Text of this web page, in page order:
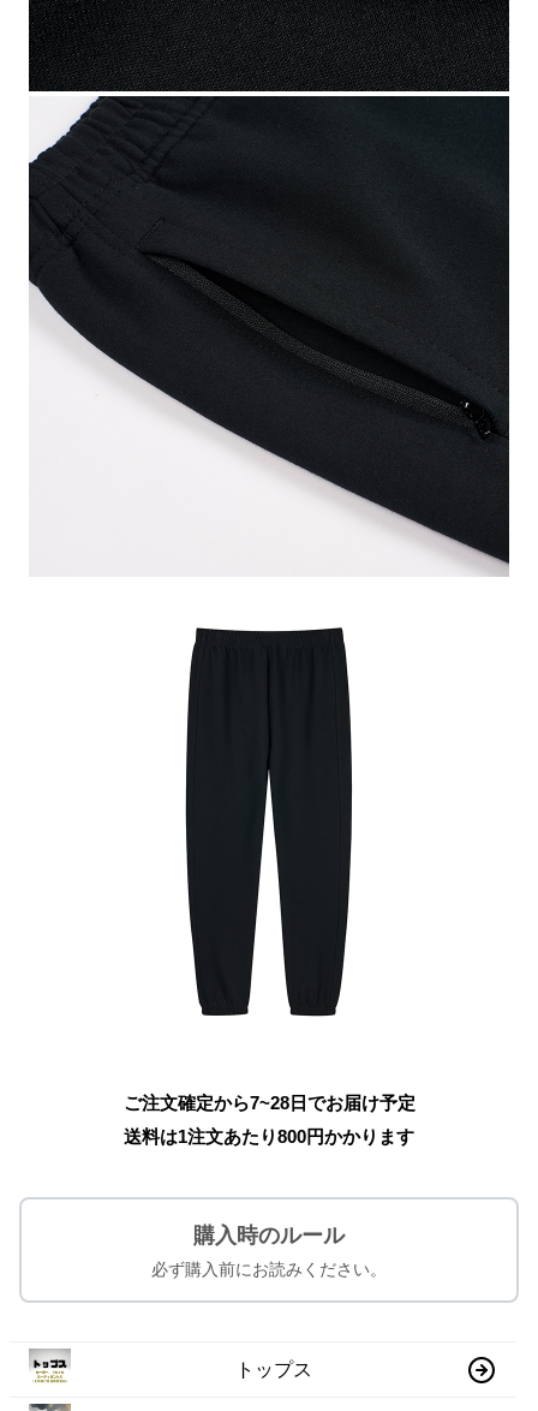
ご注文確定から7~28日でお届け予定
送料は1注文あたり800円かかります
購入時のルール
必ず購入前にお読みください。
トップス